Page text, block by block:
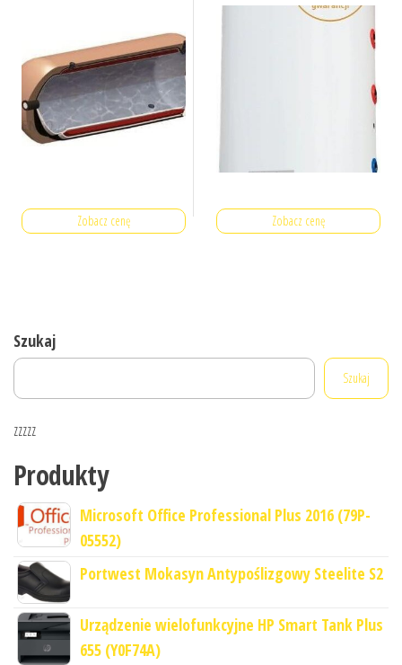
Zobacz cenę Zobacz cenę
Szukaj
Szukaj
zzzzz
Produkty
Microsoft Office Professional Plus 2016 (79P-
05552)
Portwest Mokasyn Antypoślizgowy Steelite S2
Urządzenie wielofunkcyjne HP Smart Tank Plus
655 (Y0F74A)